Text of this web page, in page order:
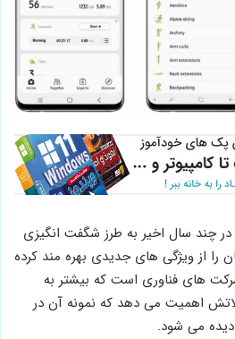
چند سال اخیر به طرز شگفت ‌انگیزی
را از ویژگی های جدیدی بهره مند کرده
های فناوری است که بیشتر به
اهمیت می دهد که نمونه آن در
می شود.